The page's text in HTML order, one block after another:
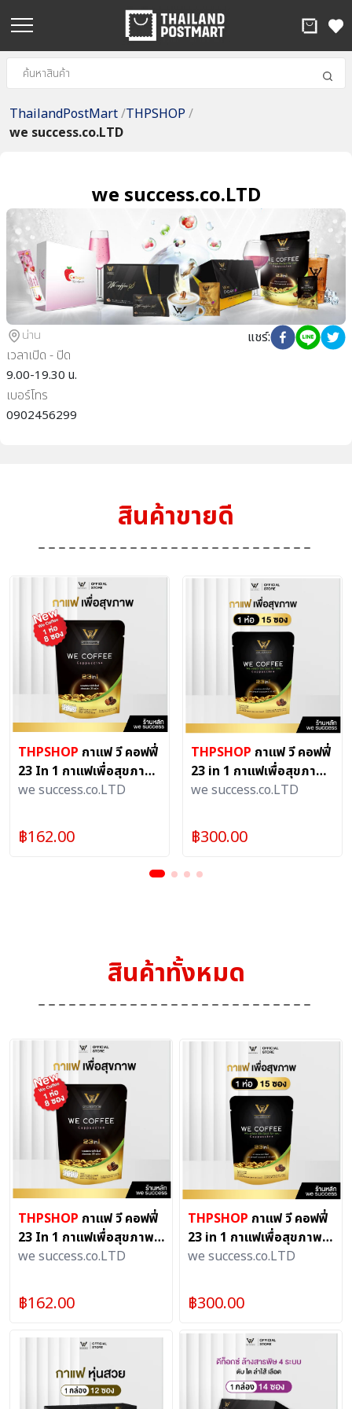
ThailandPostMart/THPSHOP /
we success.co.LTD
we success.co.LTD
น่าน
เวลาเปิด - ปิด
9.00-19.30 น.
เบอร์โทร
0902456299
แชร์:
สินค้าขายดี
THPSHOP กาแฟ วี คอฟฟี่
23 In 1 กาแฟเพื่อสุขภาพ
ผลิตจากกาแฟอาราบิก้าชั้น
ขนาด 160 กรัม
we success.co.LTD
฿162.00
THPSHOP กาแฟ วี คอฟฟี่
23 in 1 กาแฟเพื่อสุขภาพ
(1 ห่อ 15 ซอง) ขนาด 300
we success.co.LTD
฿300.00
สินค้าทั้งหมด
THPSHOP กาแฟ วี คอฟฟี่
23 In 1 กาแฟเพื่อสุขภาพ
ผลิตจากกาแฟอาราบิก้าชั้น
ขนาด 160 กรัม
we success.co.LTD
฿162.00
THPSHOP กาแฟ วี คอฟฟี่
23 in 1 กาแฟเพื่อสุขภาพ
(1 ห่อ 15 ซอง) ขนาด 300
we success.co.LTD
฿300.00